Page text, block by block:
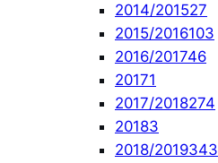
2014/201527
2015/2016103
2016/201746
20171
2017/2018274
20183
2018/2019343